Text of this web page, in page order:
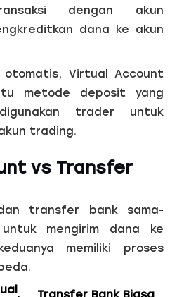
dengan akun
dana ke akun
otomatis, Virtual Account
metode deposit yang
trader untuk
trading.
vs Transfer
transfer bank sama-
mengirim dana ke
memiliki proses